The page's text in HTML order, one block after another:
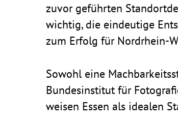
zuvor geführten
wichtig, die eindeu­tige
zum Erfolg für Nord­rhein-
Sowohl eine
Bundes­in­stitut für
weisen Essen als idealen